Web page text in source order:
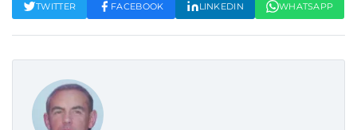
TWITTER FACEBOOK LINKEDIN WHATSAPP